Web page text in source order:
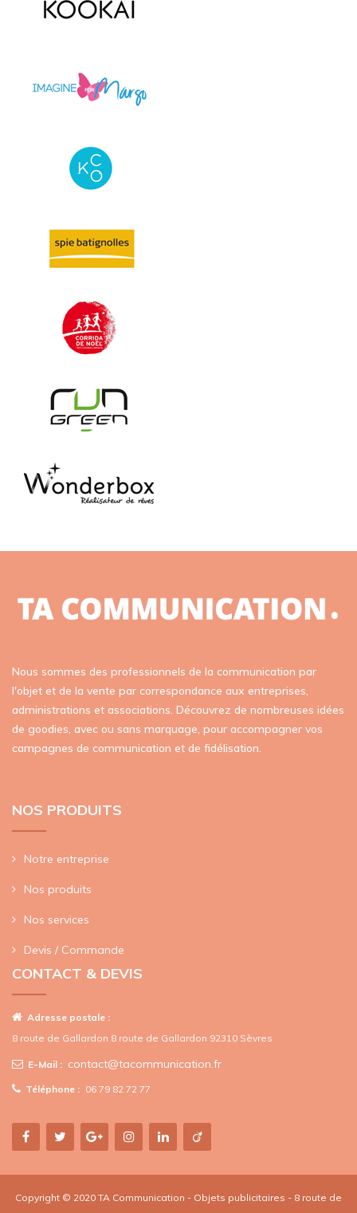
Nous sommes des professionnels de la communication par
l'objet et de la vente par correspondance aux entreprises,
administrations et associations. Découvrez de nombreuses idées
de goodies, avec ou sans marquage, pour accompagner vos
campagnes de communication et de fidélisation.
NOS PRODUITS
Notre entreprise
Nos produits
Nos services
Devis / Commande
CONTACT & DEVIS
Adresse postale :
8 route de Gallardon 8 route de Gallardon 92310 Sèvres
E-Mail : contact@tacommunication.fr
Téléphone : 06 79 82 72 77
Copyright © 2020 TA Communication - Objets publicitaires - 8 route de